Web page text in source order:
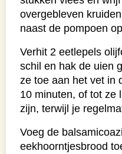
overgebleven
naast de pompoen
Verhit 2 eetlepels
schil en hak de uien
ze toe aan het vet in
10 minuten, of tot ze
zijn, terwijl je
Voeg de
eekhoorntjesbrood